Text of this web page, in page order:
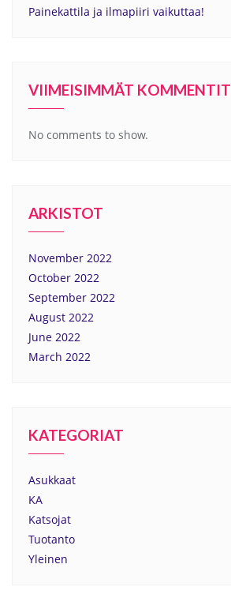
Painekattila ja ilmapiiri vaikuttaa!
VIIMEISIMMÄT KOMMENTIT
No comments to show.
ARKISTOT
November 2022
October 2022
September 2022
August 2022
June 2022
March 2022
KATEGORIAT
Asukkaat
KA
Katsojat
Tuotanto
Yleinen